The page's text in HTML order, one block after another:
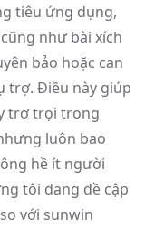
tiêu ứng dụng,
như bài xích
bảo hoặc can
trợ. Điều này giúp
trơ trọi trong
luôn bao
hề ít người
tôi đang đề cập
với sunwin